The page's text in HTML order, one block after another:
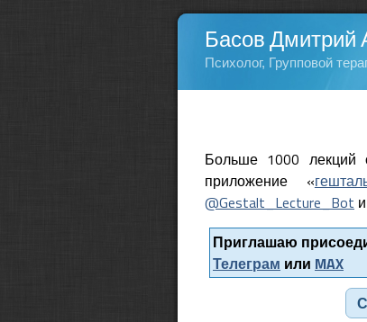
Басов Дмитрий
Психолог, Групповой
Больше 1000 лекций
приложение «
@Gestalt_Lecture_Bot и
Приглашаю
Телеграм или MAX